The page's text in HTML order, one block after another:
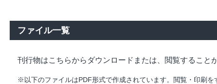
ファイル一覧
刊行物はこちらからダウンロードまたは、閲覧すること
※以下のファイルはPDF形式で作成されています。閲覧・印刷